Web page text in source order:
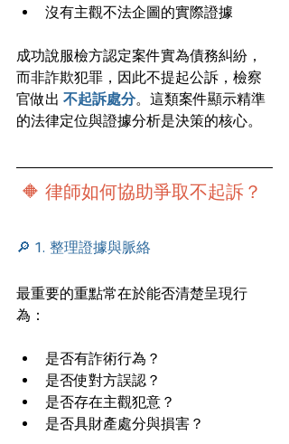
沒有主觀不法企圖的實際證據
成功說服檢方認定案件實為債務糾紛，
而非詐欺犯罪，因此不提起公訴，檢察
官做出 不起訴處分。這類案件顯示精準
的法律定位與證據分析是決策的核心。
🔶 律師如何協助爭取不起訴？
🔎 1. 整理證據與脈絡
最重要的重點常在於能否清楚呈現行
為：
是否有詐術行為？
是否使對方誤認？
是否存在主觀犯意？
是否具財產處分與損害？